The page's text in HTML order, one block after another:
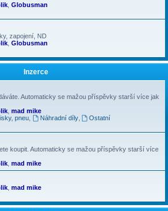
Globusman
zapojení, ND
Globusman
Inzerce
Automaticky se mažou příspěvky starší více jak
mad mike
pneu, Náhradní díly,
Ostatní
koupit. Automaticky se mažou příspěvky starší více
mad mike
mad mike